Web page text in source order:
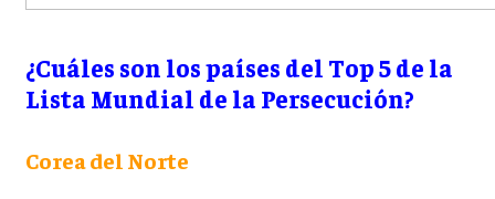
¿Cuáles son los países del Top 5 de la
Lista Mundial de la Persecución?
Corea del Norte